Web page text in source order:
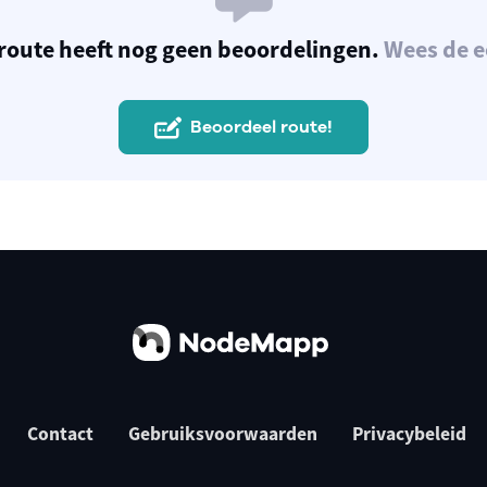
heeft nog geen beoordelingen.Wees de
Beoordeel route!
Contact Gebruiksvoorwaarden Privacybeleid